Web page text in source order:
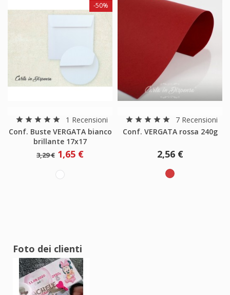
star star star star star
1 Recensioni
Conf. Buste VERGATA bianco
brillante 17x17
3,29 €
-50%
1,65 €
star star star star star
7 Recensioni
Conf. VERGATA rossa 240g
2,56 €
Foto dei clienti